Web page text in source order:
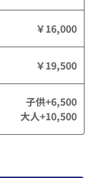
￥16,000
￥19,500
子供+6,500
大人+10,500